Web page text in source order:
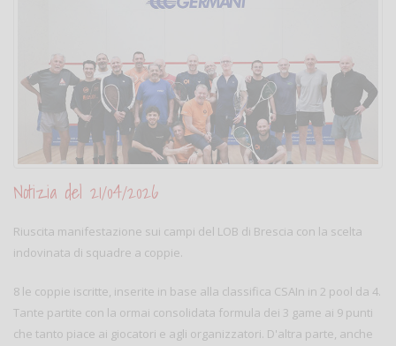
Notizia del 21/04/2026
Riuscita manifestazione sui campi del LOB di Brescia con la scelta
indovinata di squadre a coppie.
8 le coppie iscritte, inserite in base alla classifica CSAIn in 2 pool da 4.
Tante partite con la ormai consolidata formula dei 3 game ai 9 punti
che tanto piace ai giocatori e agli organizzatori. D'altra parte, anche